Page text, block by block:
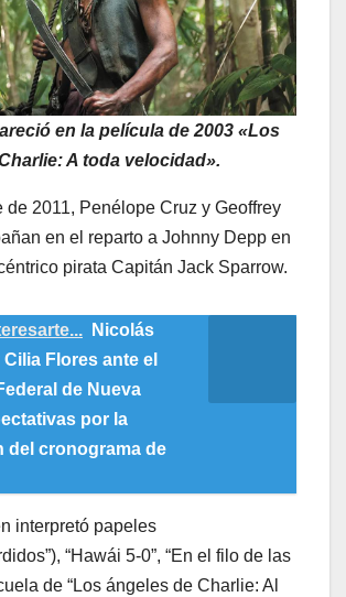
en la película de 2003 «Los
A toda velocidad».
de 2011, Penélope Cruz y Geoffrey
en el reparto a Johnny Depp en
pirata Capitán Jack Sparrow.
Nicolás
Cilia Flores ante el
de Nueva
por la
del cronograma de
interpretó papeles
“Hawái 5-0”, “En el filo de las
de “Los ángeles de Charlie: Al